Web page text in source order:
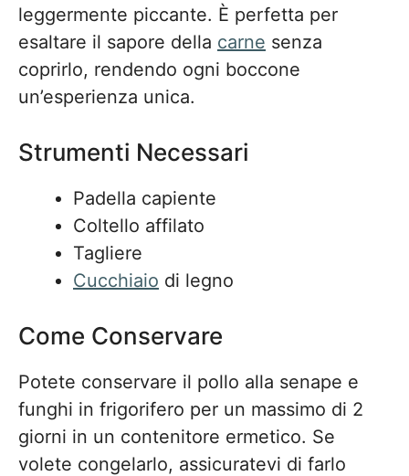
leggermente piccante. È perfetta per
esaltare il sapore della carne senza
coprirlo, rendendo ogni boccone
un’esperienza unica.
Strumenti Necessari
Padella capiente
Coltello affilato
Tagliere
Cucchiaio di legno
Come Conservare
Potete conservare il pollo alla senape e
funghi in frigorifero per un massimo di 2
giorni in un contenitore ermetico. Se
volete congelarlo, assicuratevi di farlo